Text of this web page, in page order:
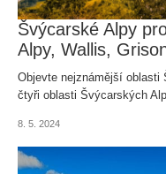
Švýcarské Alpy
Alpy, Wallis,
Objevte nejznámější oblasti
čtyři oblasti Švýcarských
8. 5. 2024